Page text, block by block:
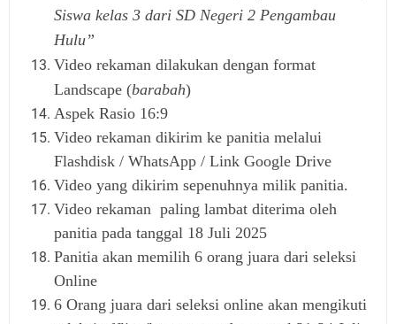
Siswa kelas 3 dari SD Negeri 2 Pengambau
Hulu”
Video rekaman dilakukan dengan format
Landscape (barabah)
Aspek Rasio 16:9
Video rekaman dikirim ke panitia melalui
Flashdisk / WhatsApp / Link Google Drive
Video yang dikirim sepenuhnya milik panitia.
Video rekaman paling lambat diterima oleh
panitia pada tanggal 18 Juli 2025
Panitia akan memilih 6 orang juara dari seleksi
Online
6 Orang juara dari seleksi online akan mengikuti